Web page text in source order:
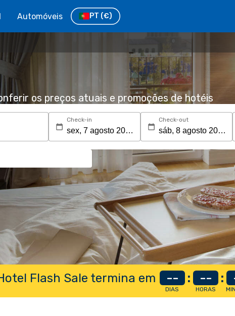
Automóveis PT (€)
os preços atuais e promoções de hotéis
Check-in Check-out
Flash Sale termina em --
DIAS
: --
HORAS
: